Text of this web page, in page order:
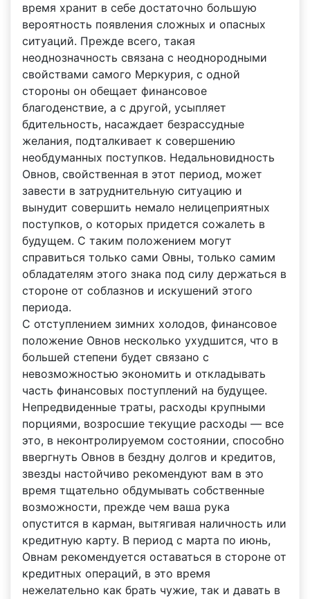
время хранит в себе достаточно большую
вероятность появления сложных и опасных
ситуаций. Прежде всего, такая
неоднозначность связана с неоднородными
свойствами самого Меркурия, с одной
стороны он обещает финансовое
благоденствие, а с другой, усыпляет
бдительность, насаждает безрассудные
желания, подталкивает к совершению
необдуманных поступков. Недальновидность
Овнов, свойственная в этот период, может
завести в затруднительную ситуацию и
вынудит совершить немало нелицеприятных
поступков, о которых придется сожалеть в
будущем. С таким положением могут
справиться только сами Овны, только самим
обладателям этого знака под силу держаться в
стороне от соблазнов и искушений этого
периода.
С отступлением зимних холодов, финансовое
положение Овнов несколько ухудшится, что в
большей степени будет связано с
невозможностью экономить и откладывать
часть финансовых поступлений на будущее.
Непредвиденные траты, расходы крупными
порциями, возросшие текущие расходы — все
это, в неконтролируемом состоянии, способно
ввергнуть Овнов в бездну долгов и кредитов,
звезды настойчиво рекомендуют вам в это
время тщательно обдумывать собственные
возможности, прежде чем ваша рука
опустится в карман, вытягивая наличность или
кредитную карту. В период с марта по июнь,
Овнам рекомендуется оставаться в стороне от
кредитных операций, в это время
нежелательно как брать чужие, так и давать в